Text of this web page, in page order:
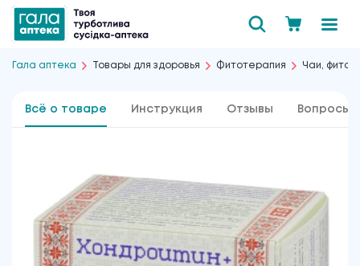
Гала аптека Товары для здоровья Фитотерапия Чаи,
Всё о товаре Инструкция Отзывы Вопросы